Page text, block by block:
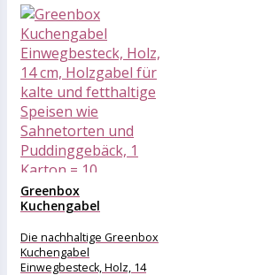
Greenbox
Kuchengabel
14 cm, Holzgabel...
Die nachhaltige Greenbox
Kuchengabel
Einwegbesteck, Holz, 14